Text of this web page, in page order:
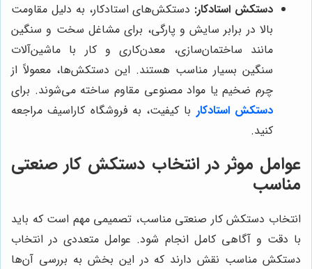
دستکش استادکار: دستکش‌های استادکار، به دلیل مقاومت
بالا در برابر سایش و پارگی، برای مشاغل سخت و سنگین
مانند ساختمان‌سازی، معدن‌کاری و کار با ماشین‌آلات
سنگین بسیار مناسب هستند. این دستکش‌ها، معمولاً از
چرم ضخیم یا مواد مصنوعی مقاوم ساخته می‌شوند. برای
دستکش استادکار با کیفیت، به فروشگاه کاراسیف مراجعه
کنید.
عوامل موثر در انتخاب دستکش کار صنعتی
مناسب
انتخاب دستکش کار صنعتی مناسب، تصمیمی مهم است که باید
با دقت و آگاهی کامل انجام شود. عوامل متعددی در انتخاب
دستکش مناسب نقش دارند که در این بخش به بررسی آن‌ها